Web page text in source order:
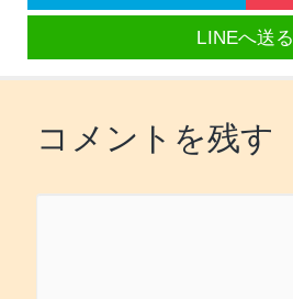
LINEへ送る
コメントを残す